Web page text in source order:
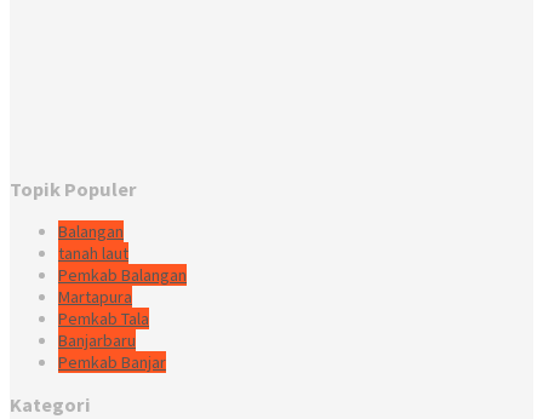
Topik Populer
Balangan
tanah laut
Pemkab Balangan
Martapura
Pemkab Tala
Banjarbaru
Pemkab Banjar
Kategori